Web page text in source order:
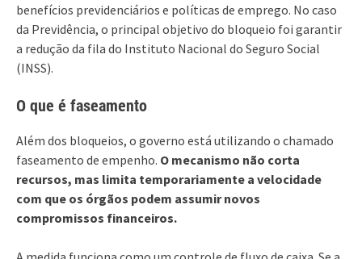
benefícios previdenciários e políticas de emprego. No caso
da Previdência, o principal objetivo do bloqueio foi garantir
a redução da fila do Instituto Nacional do Seguro Social
(INSS).
O que é faseamento
Além dos bloqueios, o governo está utilizando o chamado
faseamento de empenho. O mecanismo não corta
recursos, mas limita temporariamente a velocidade
com que os órgãos podem assumir novos
compromissos financeiros.